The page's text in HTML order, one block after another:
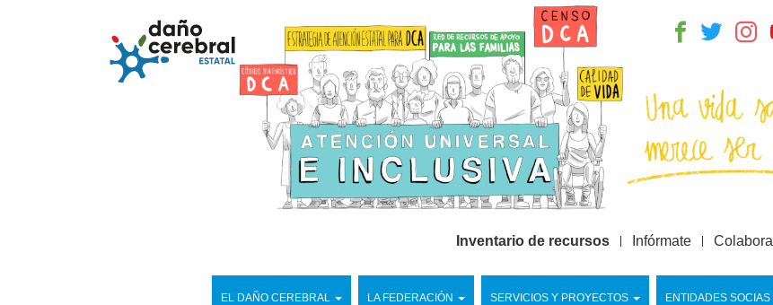
EL DAÑO CEREBRAL LA FEDERACIÓN SERVICIOS Y PROYECTOS ENTIDADES SOCIAS
Inventario de recursos Infórmate Colabora